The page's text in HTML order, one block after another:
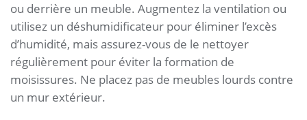
ou derrière un meuble. Augmentez la ventilation ou
utilisez un déshumidificateur pour éliminer l’excès
d’humidité, mais assurez-vous de le nettoyer
régulièrement pour éviter la formation de
moisissures. Ne placez pas de meubles lourds contre
un mur extérieur.